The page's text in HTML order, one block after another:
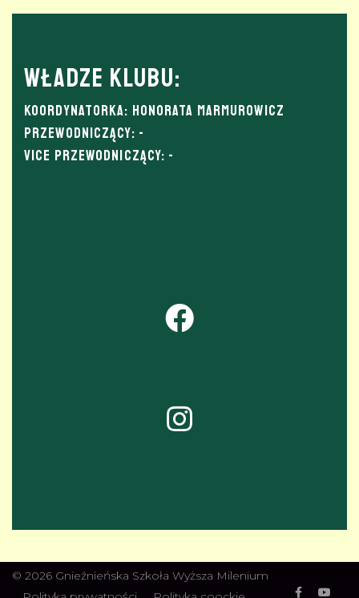
Władze Klubu:
Koordynatorka: Honorata Marmurowicz
Przewodniczący: -
Vice Przewodniczący: -
facebook
instagram
© 2026 Gnieźnieńska Szkoła Wyższa Milenium